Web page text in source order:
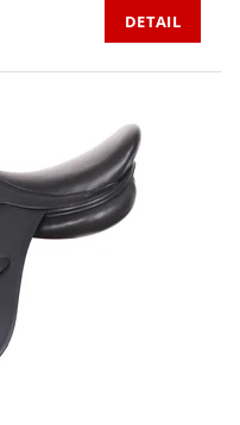
DETAIL